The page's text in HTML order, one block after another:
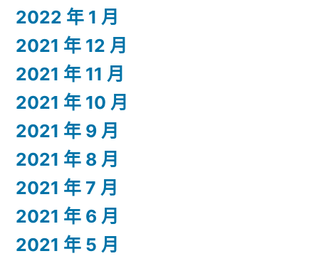
2022 年 1 月
2021 年 12 月
2021 年 11 月
2021 年 10 月
2021 年 9 月
2021 年 8 月
2021 年 7 月
2021 年 6 月
2021 年 5 月